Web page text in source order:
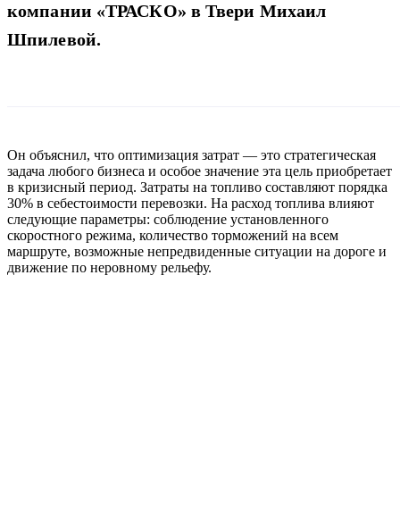
компании «ТРАСКО» в Твери Михаил
Шпилевой.
Он объяснил, что оптимизация затрат — это стратегическая
задача любого бизнеса и особое значение эта цель приобретает
в кризисный период. Затраты на топливо составляют порядка
30% в себестоимости перевозки. На расход топлива влияют
следующие параметры: соблюдение установленного
скоростного режима, количество торможений на всем
маршруте, возможные непредвиденные ситуации на дороге и
движение по неровному рельефу.